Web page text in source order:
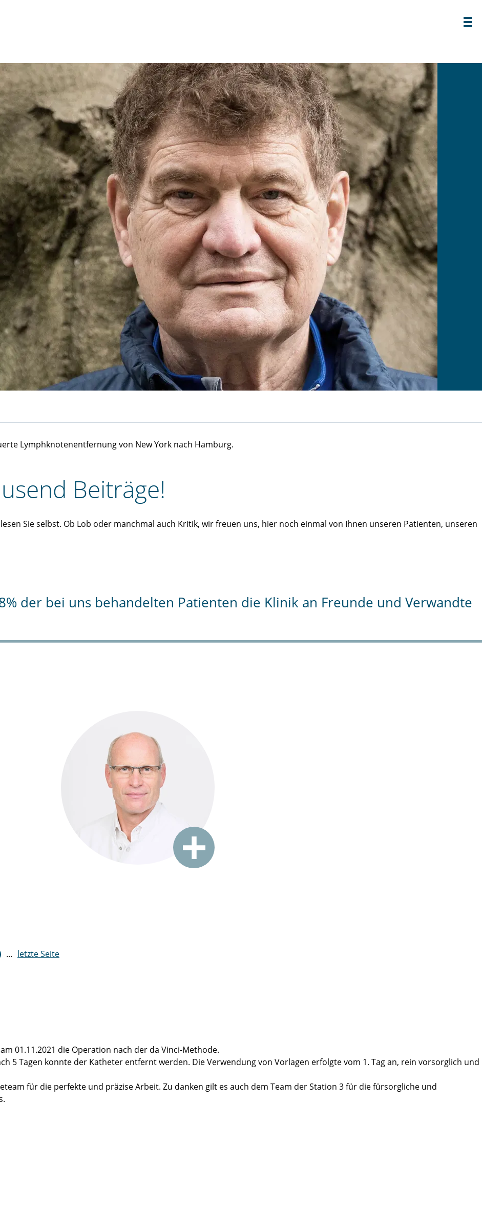
Lymphknotenentfernung von New York nach Hamburg.
Beiträge!
Sie selbst. Ob Lob oder manchmal auch Kritik, wir freuen uns, hier noch einmal von Ihnen unseren Patienten, unseren
der bei uns behandelten Patienten die Klinik an Freunde und Verwandte
... letzte Seite
01.11.2021 die Operation nach der da Vinci-Methode.
5 Tagen konnte der Katheter entfernt werden. Die Verwendung von Vorlagen erfolgte vom 1. Tag an, rein vorsorglich und
für die perfekte und präzise Arbeit. Zu danken gilt es auch dem Team der Station 3 für die fürsorgliche und